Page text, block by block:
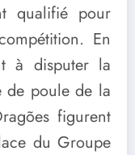
qualifié pour
En
à disputer la
de poule de la
figurent
du Groupe